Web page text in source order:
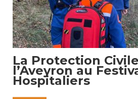
30 novembre 2024
La Protection
l’Aveyron au
Hospitaliers